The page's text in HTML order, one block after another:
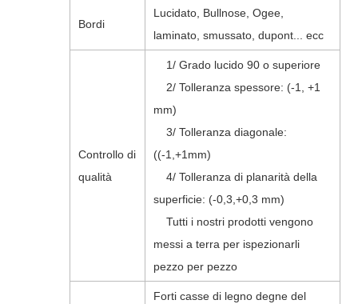
Bordi
Lucidato, Bullnose, Ogee,
laminato, smussato, dupont... ecc
Controllo di
qualità
1/ Grado lucido 90 o superiore
2/ Tolleranza spessore: (-1, +1
mm)
3/ Tolleranza diagonale:
((-1,+1mm)
4/ Tolleranza di planarità della
superficie: (-0,3,+0,3 mm)
Tutti i nostri prodotti vengono
messi a terra per ispezionarli
pezzo per pezzo
Forti casse di legno degne del